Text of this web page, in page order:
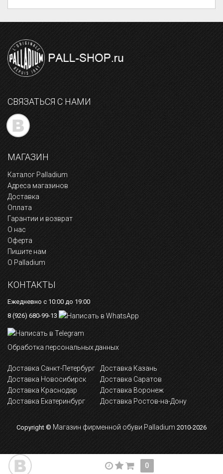
СВЯЗАТЬСЯ С НАМИ
МАГАЗИН
Каталог Palladium
Адреса магазинов
Доставка
Оплата
Гарантии и возврат
О нас
Оферта
Пишите нам
О Palladium
КОНТАКТЫ
Ежедневно с 10:00 до 19:00
8 (926) 680-99-13
Обработка персональных данных
Доставка Санкт-Петербург
Доставка Новосибирск
Доставка Краснодар
Доставка Екатеринбург
Доставка Казань
Доставка Саратов
Доставка Воронеж
Доставка Ростов-на-Дону
Copyright © Магазин фирменной обуви Palladium 2010-2026
0